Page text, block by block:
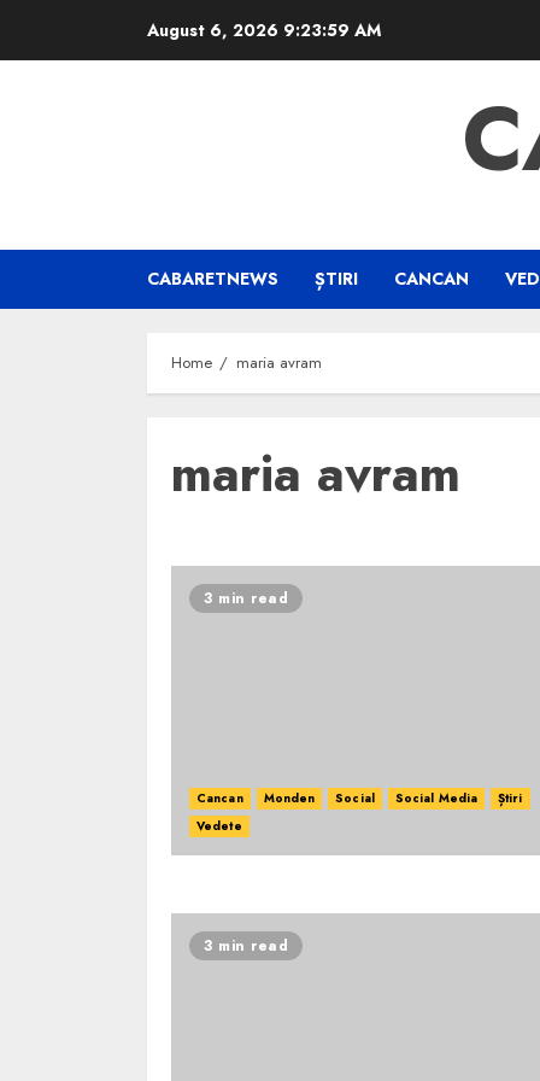
August 6, 2026 9:23:59 AM
CABARETNEWS ȘTIRI CANCAN
Home maria avram
maria avram
3 min read
Cancan Monden Social Social Media
Știri
Vedete
3 min read